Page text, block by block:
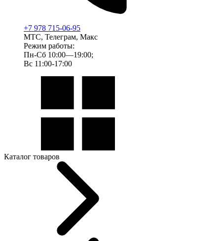
+7 978 715-06-95
МТС, Телеграм, Макс
Режим работы:
Пн-Сб 10:00—19:00;
Вс 11:00-17:00
Каталог товаров